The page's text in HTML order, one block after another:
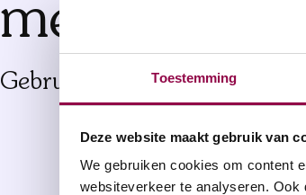
Toestemming
Deze website maakt gebruik van
We gebruiken cookies om content
websiteverkeer te analyseren.
meer
Gebruik hier het online